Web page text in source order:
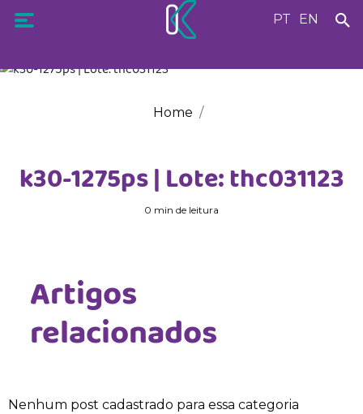
PT EN
Home
k30-1275ps | Lote: thc031123
0 min de leitura
Artigos
relacionados
Nenhum post cadastrado para essa categoria